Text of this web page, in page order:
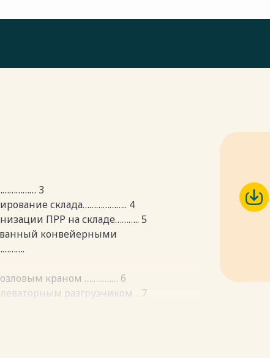
3
склада……………….. 4
ПРР на складе……….. 5
конвейерными
краном …………… 6
разгрузчиком .. 7
схемы переработки груза